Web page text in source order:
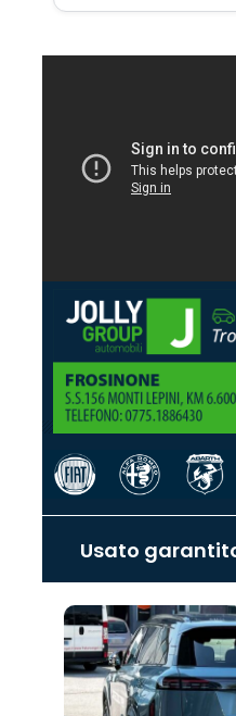
Promo
Omoda
Promo
Cupra
Promo
Land
Rover
Promo
Jaecoo
Promo
Hyundai
Promo
Mazda
Promo
Jeep
Promo
Citroën
Promo
Alfa
Romeo
Promo
Opel
Promo
Fiat
Promo
Abarth
Promo
Seat
Promo
Lancia
Promo
Peugeot
‹